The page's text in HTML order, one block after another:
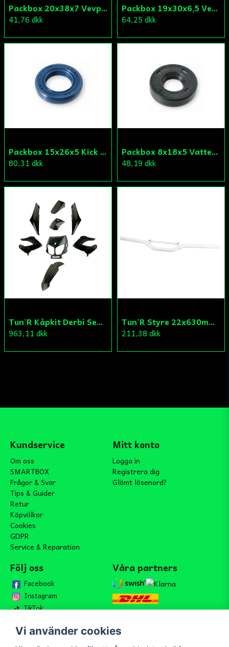
Packbox 20x38x7 Vevparti Derbi (original)
41,76 dkk
Packbox 19x30x6,5 Vevparti Vä Aprilia/Derbi/Gilera (original)
64,25 dkk
Packbox 15x26x5 Kick Aprilia/Derbi/Gilera (original)
80,31 dkk
Packbox 8x18x5 Vattenpump Aprilia/Derbi/Gilera (original)
48,19 dkk
Tun'R Kåpkit Derbi Senda
963,11 dkk
Tun'R Styre 22x630mm Vit
211,38 dkk
Kundservice
Om oss
SMARTBOX
Frågor & Svar
Tips & Guider
Retur
Köpvillkor
Cookies
GDPR
Service & Reparation
Mitt konto
Logga in
Registrera dig
Glömt lösenord?
Följ oss
Facebook
Instagram
TikTok
Våra partners
Vi använder cookies